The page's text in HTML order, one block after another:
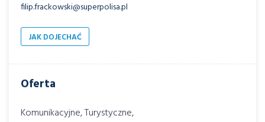
filip.frackowski@superpolisa.pl
JAK DOJECHAĆ
Oferta
Komunikacyjne, Turystyczne,